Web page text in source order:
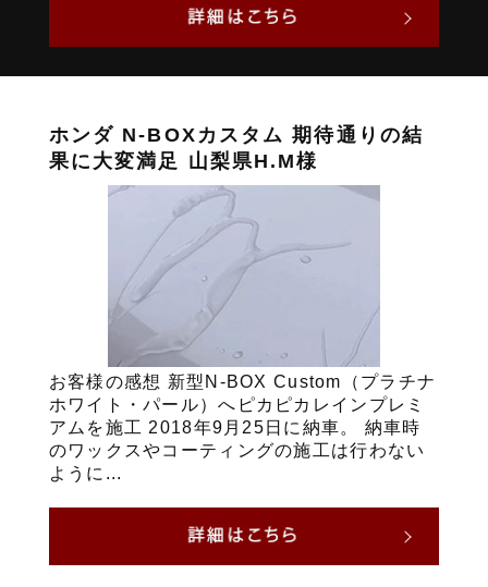
ホンダ N-BOXカスタム 期待通りの結
果に大変満足 山梨県H.M様
お客様の感想 新型N-BOX Custom（プラチナ
ホワイト・パール）へピカピカレインプレミ
アムを施工 2018年9月25日に納車。 納車時
のワックスやコーティングの施工は行わない
ように...